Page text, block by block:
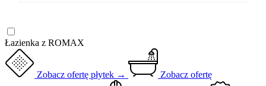
Łazienka z ROMAX
Zobacz ofertę płytek → Zobacz ofertę